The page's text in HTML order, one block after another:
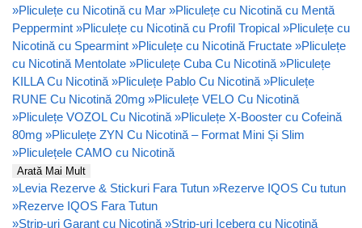
»Pliculețe cu Nicotină cu Mar »Pliculețe cu Nicotină cu Mentă
Peppermint »Pliculețe cu Nicotină cu Profil Tropical »Pliculețe cu
Nicotină cu Spearmint »Pliculețe cu Nicotină Fructate »Pliculețe
cu Nicotină Mentolate »Pliculețe Cuba Cu Nicotină »Pliculețe
KILLA Cu Nicotină »Pliculețe Pablo Cu Nicotină »Pliculețe
RUNE Cu Nicotină 20mg »Pliculețe VELO Cu Nicotină
»Pliculețe VOZOL Cu Nicotină »Pliculețe X-Booster cu Cofeină
80mg »Pliculețe ZYN Cu Nicotină – Format Mini Și Slim
»Pliculețele CAMO cu Nicotină
Arată Mai Mult
»Levia Rezerve & Stickuri Fara Tutun »Rezerve IQOS Cu tutun
»Rezerve IQOS Fara Tutun
»Strip-uri Garant cu Nicotină »Strip-uri Iceberg cu Nicotină